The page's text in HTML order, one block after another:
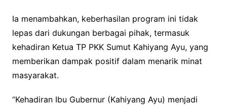
Ia menambahkan, keberhasilan program ini tidak
lepas dari dukungan berbagai pihak, termasuk
kehadiran Ketua TP PKK Sumut Kahiyang Ayu, yang
memberikan dampak positif dalam menarik minat
masyarakat.
“Kehadiran Ibu Gubernur (Kahiyang Ayu) menjadi